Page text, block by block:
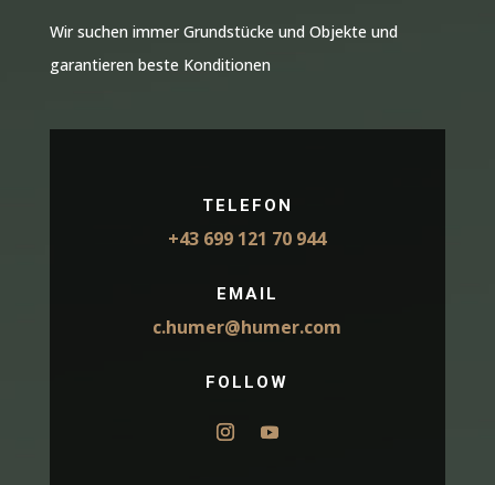
Wir suchen immer Grundstücke und Objekte und
garantieren beste Konditionen
TELEFON
+43 699 121 70 944
EMAIL
c.humer@humer.com
FOLLOW